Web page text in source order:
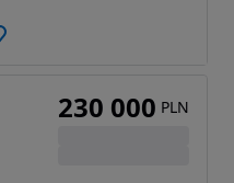
230 000 PLN